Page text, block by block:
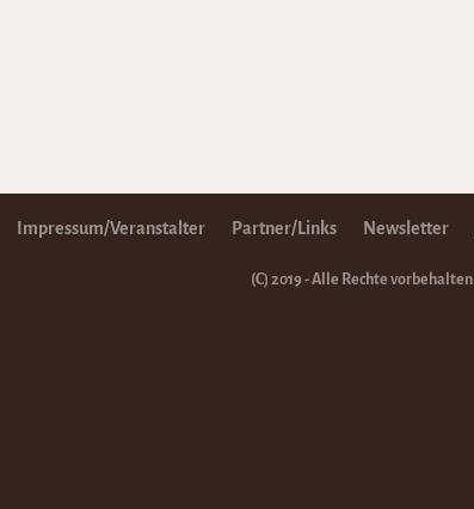
Impressum/Veranstalter Partner/Links Newsletter
(C) 2019 - Alle Rechte vorbehalten